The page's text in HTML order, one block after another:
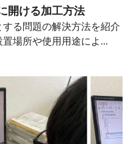
開ける加工方法
る問題の解決方法を紹介
場所や使用用途によ...